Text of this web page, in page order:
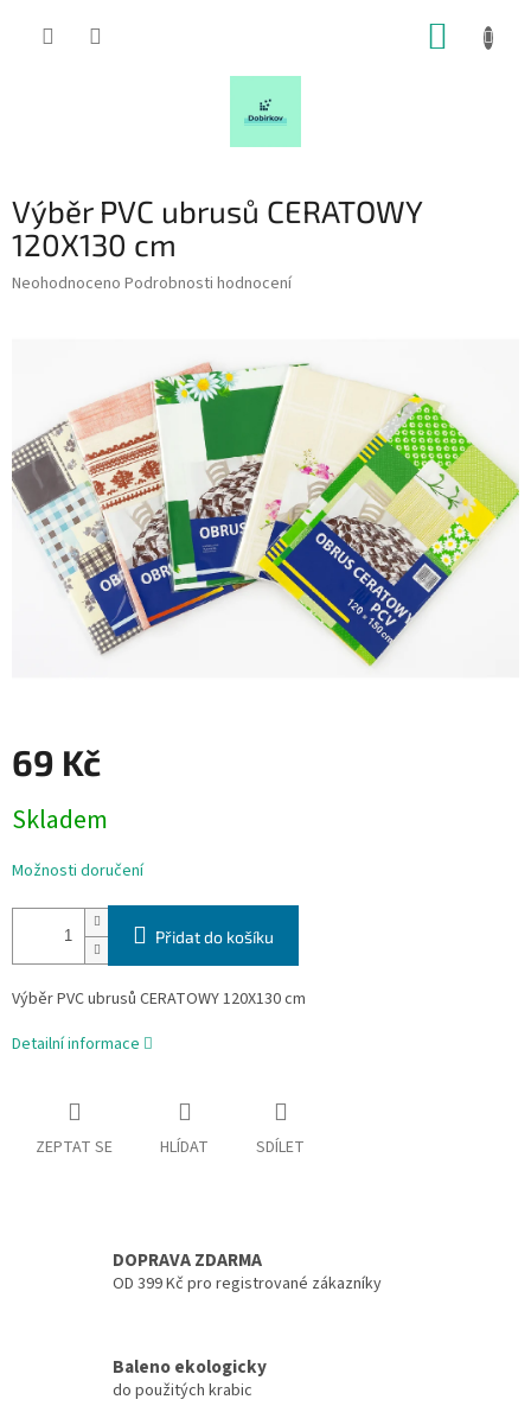
Výběr PVC ubrusů CERATOWY
120X130 cm
Průměrné
hvězdiček.
Neohodnoceno Podrobnosti hodnocení
69 Kč
cena:
Skladem
Možnosti doručení
Přidat do košíku
Výběr PVC ubrusů CERATOWY 120X130 cm
Detailní informace
ZEPTAT SE HLÍDAT SDÍLET
DOPRAVA ZDARMA
OD 399 Kč pro registrované zákazníky
Baleno ekologicky
do použitých krabic